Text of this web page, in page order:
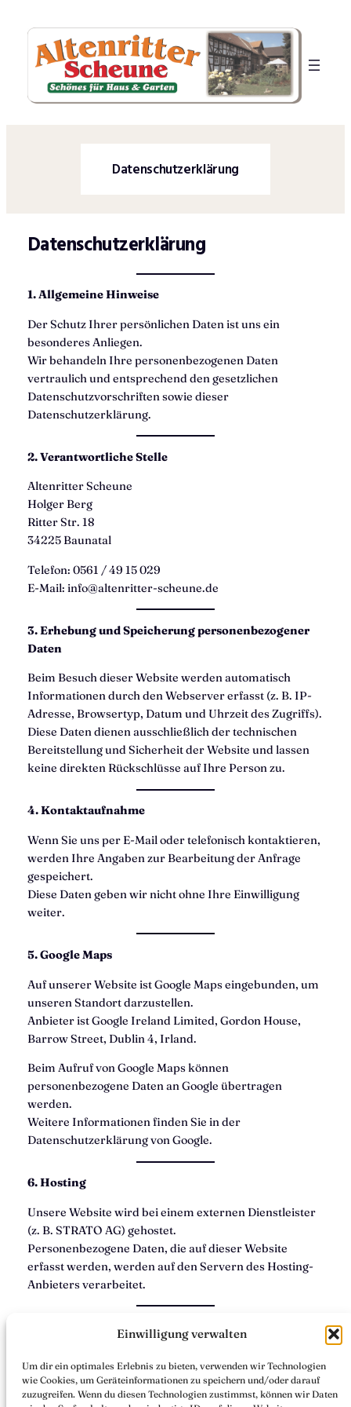
Einwilligung verwalten
Um dir ein optimales Erlebnis zu bieten, verwenden wir Technologien
wie Cookies, um Geräteinformationen zu speichern und/oder darauf
zuzugreifen. Wenn du diesen Technologien zustimmst, können wir Daten
Inhalt
springen
Datenschutzerklärung
Datenschutzerklärung
1. Allgemeine Hinweise
Der Schutz Ihrer persönlichen Daten ist uns ein
besonderes Anliegen.
Wir behandeln Ihre personenbezogenen Daten
vertraulich und entsprechend den gesetzlichen
Datenschutzvorschriften sowie dieser
Datenschutzerklärung.
2. Verantwortliche Stelle
Altenritter Scheune
Holger Berg
Ritter Str. 18
34225 Baunatal
Telefon: 0561 / 49 15 029
E-Mail: info@altenritter-scheune.de
3. Erhebung und Speicherung personenbezogener
Daten
Beim Besuch dieser Website werden automatisch
Informationen durch den Webserver erfasst (z. B. IP-
Adresse, Browsertyp, Datum und Uhrzeit des Zugriffs).
Diese Daten dienen ausschließlich der technischen
Bereitstellung und Sicherheit der Website und lassen
keine direkten Rückschlüsse auf Ihre Person zu.
4. Kontaktaufnahme
Wenn Sie uns per E-Mail oder telefonisch kontaktieren,
werden Ihre Angaben zur Bearbeitung der Anfrage
gespeichert.
Diese Daten geben wir nicht ohne Ihre Einwilligung
weiter.
5. Google Maps
Auf unserer Website ist Google Maps eingebunden, um
unseren Standort darzustellen.
Anbieter ist Google Ireland Limited, Gordon House,
Barrow Street, Dublin 4, Irland.
Beim Aufruf von Google Maps können
personenbezogene Daten an Google übertragen
werden.
Weitere Informationen finden Sie in der
Datenschutzerklärung von Google.
6. Hosting
Unsere Website wird bei einem externen Dienstleister
(z. B. STRATO AG) gehostet.
Personenbezogene Daten, die auf dieser Website
erfasst werden, werden auf den Servern des Hosting-
Anbieters verarbeitet.
Berichtigung, Löschung oder Einschränkung der
Verarbeitung Ihrer personenbezogenen Daten.